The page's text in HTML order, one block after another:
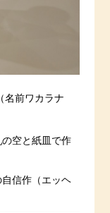
名前ワカラナ
空と紙皿で作
信作（エッヘ